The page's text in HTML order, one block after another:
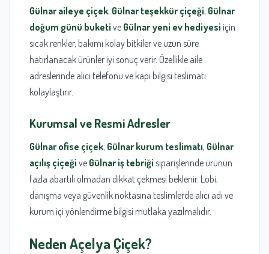
Gülnar aileye çiçek, Gülnar teşekkür çiçeği, Gülnar
doğum günü buketi ve Gülnar yeni ev hediyesi için
sıcak renkler, bakımı kolay bitkiler ve uzun süre
hatırlanacak ürünler iyi sonuç verir. Özellikle aile
adreslerinde alıcı telefonu ve kapı bilgisi teslimatı
kolaylaştırır.
Kurumsal ve Resmi Adresler
Gülnar ofise çiçek, Gülnar kurum teslimatı, Gülnar
açılış çiçeği ve Gülnar iş tebriği siparişlerinde ürünün
fazla abartılı olmadan dikkat çekmesi beklenir. Lobi,
danışma veya güvenlik noktasına teslimlerde alıcı adı ve
kurum içi yönlendirme bilgisi mutlaka yazılmalıdır.
NedenAçelya Çiçek?